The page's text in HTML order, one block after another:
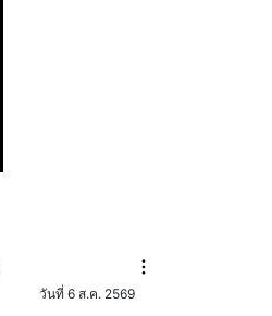
วันที่ 6 ส.ค. 2569